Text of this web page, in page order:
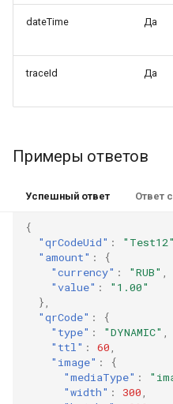
dateTime Да
traceId Да
Примеры ответов
Успешный ответ Ответ
{
"qrCodeUid" : "Test12"
"amount" :
{
"currency" : "RUB" ,
"value" :
"1.00"
},
"qrCode" :
{
"type" : "DYNAMIC" ,
"ttl" : 60,
"image" :
{
"mediaType" :
"width" : 300,